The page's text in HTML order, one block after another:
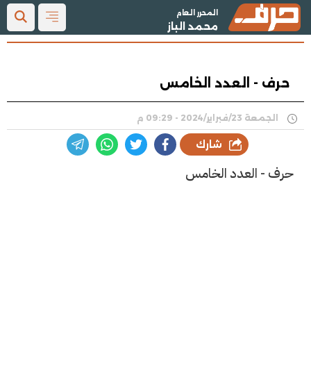
المحرر العام
محمد الباز
حرف - العدد الخامس
الجمعة 23/فبراير/2024 - 09:29 م
شارك
حرف - العدد الخامس